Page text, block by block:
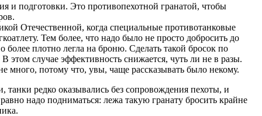
и подготовки. Это противопехотной гранатой, чтобы
Отечественной, когда специальные противотанковые
Тем более, что надо было не просто добросить до
плотно легла на броню. Сделать такой бросок по
этом случае эффективность снижается, чуть ли не в разы.
много, потому что, увы, чаще рассказывать было некому.
танки редко оказывались без сопровождения пехоты, и
надо подниматься: лежа такую гранату бросить крайне